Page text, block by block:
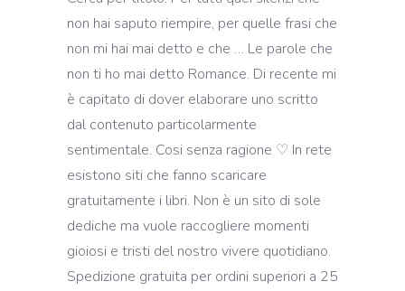
non hai saputo riempire, per quelle frasi che
non mi hai mai detto e che … Le parole che
non ti ho mai detto Romance. Di recente mi
è capitato di dover elaborare uno scritto
dal contenuto particolarmente
sentimentale. Cosi senza ragione ♡ In rete
esistono siti che fanno scaricare
gratuitamente i libri. Non è un sito di sole
dediche ma vuole raccogliere momenti
gioiosi e tristi del nostro vivere quotidiano.
Spedizione gratuita per ordini superiori a 25